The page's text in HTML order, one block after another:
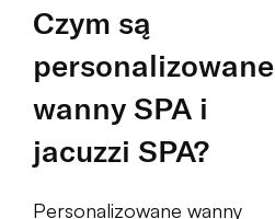
Czym są
personalizowane
wanny SPA i
jacuzzi SPA?
Personalizowane wanny